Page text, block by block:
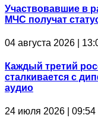
Участвовавшие в
МЧС получат
04 августа 2026 |
Каждый третий
сталкивается с
аудио
24 июля 2026 | 09:54